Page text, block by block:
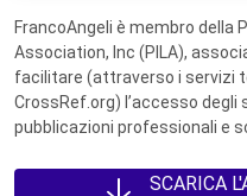
FrancoAngeli è membro della
Association, Inc (PILA),
facilitare (attraverso i servizi
CrossRef.org) l’accesso
pubblicazioni professionali e
SCARICA